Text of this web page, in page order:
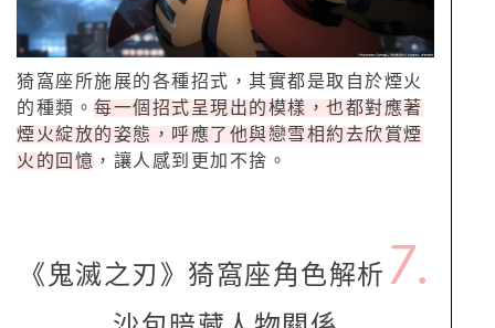
猗窩座所施展的各種招式，其實都是取自於煙火
的種類。 每一個招式呈現出的模樣，也都對應著
煙火綻放的姿態，呼應了他與戀雪相約去欣賞煙
火的回憶 ，讓人感到更加不捨。
《鬼滅之刃》猗窩座角色解析 7.